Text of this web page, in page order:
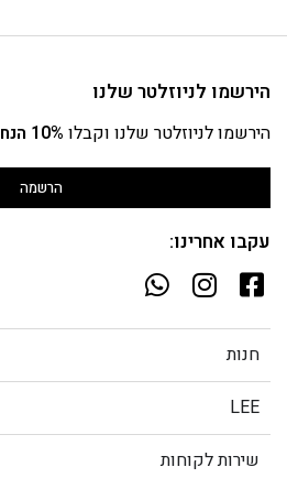
הירשמו לניוזלטר שלנו
הירשמו לניוזלטר שלנו וקבלו 10% הנחה
הרשמה
עקבו אחרינו:
חנות
LEE
שירות לקוחות